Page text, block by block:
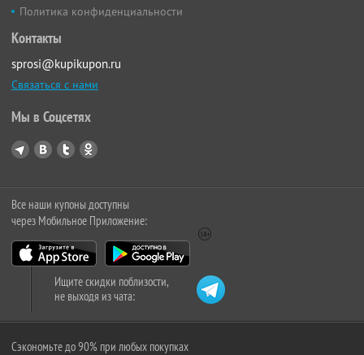
Политика конфиденциальности
Контакты
sprosi@kupikupon.ru
Связаться с нами
Мы в Соцсетях
Все наши купоны доступны
через Мобильное Приложение:
Ищите скидки поблизости,
не выходя из чата:
Сэкономьте до 90% при любых покупках